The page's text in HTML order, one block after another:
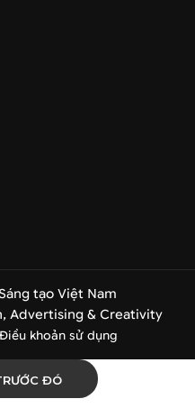
tạo Việt Nam
Advertising & Creativity
Điều khoản sử dụng
ĐÓ